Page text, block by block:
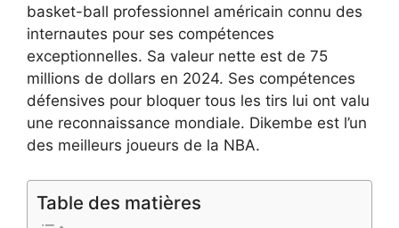
basket-ball professionnel américain connu des
internautes pour ses compétences
exceptionnelles. Sa valeur nette est de 75
millions de dollars en 2024. Ses compétences
défensives pour bloquer tous les tirs lui ont valu
une reconnaissance mondiale. Dikembe est l’un
des meilleurs joueurs de la NBA.
Table des matières